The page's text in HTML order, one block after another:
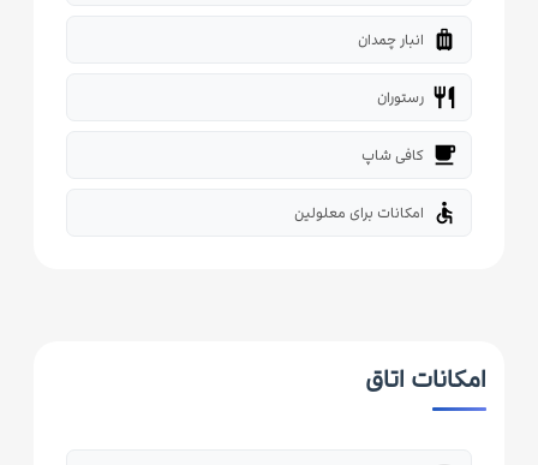
luggage انبار چمدان
restaurant رستوران
local_cafe کافی شاپ
accessible امکانات برای معلولین
امکانات اتاق